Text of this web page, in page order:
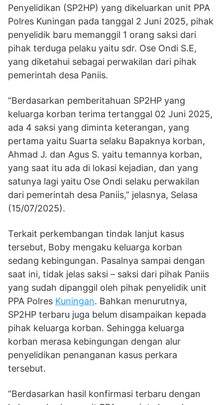
Penyelidikan (SP2HP) yang dikeluarkan unit PPA
Polres Kuningan pada tanggal 2 Juni 2025, pihak
penyelidik baru memanggil 1 orang saksi dari
pihak terduga pelaku yaitu sdr. Ose Ondi S.E,
yang diketahui sebagai perwakilan dari pihak
pemerintah desa Paniis.
“Berdasarkan pemberitahuan SP2HP yang
keluarga korban terima tertanggal 02 Juni 2025,
ada 4 saksi yang diminta keterangan, yang
pertama yaitu Suarta selaku Bapaknya korban,
Ahmad J. dan Agus S. yaitu temannya korban,
yang saat itu ada di lokasi kejadian, dan yang
satunya lagi yaitu Ose Ondi selaku perwakilan
dari pemerintah desa Paniis,” jelasnya, Selasa
(15/07/2025).
Terkait perkembangan tindak lanjut kasus
tersebut, Boby mengaku keluarga korban
sedang kebingungan. Pasalnya sampai dengan
saat ini, tidak jelas saksi – saksi dari pihak Paniis
yang sudah dipanggil oleh pihak penyelidik unit
PPA Polres Kuningan. Bahkan menurutnya,
SP2HP terbaru juga belum disampaikan kepada
pihak keluarga korban. Sehingga keluarga
korban merasa kebingungan dengan alur
penyelidikan penanganan kasus perkara
tersebut.
“Berdasarkan hasil konfirmasi terbaru dengan